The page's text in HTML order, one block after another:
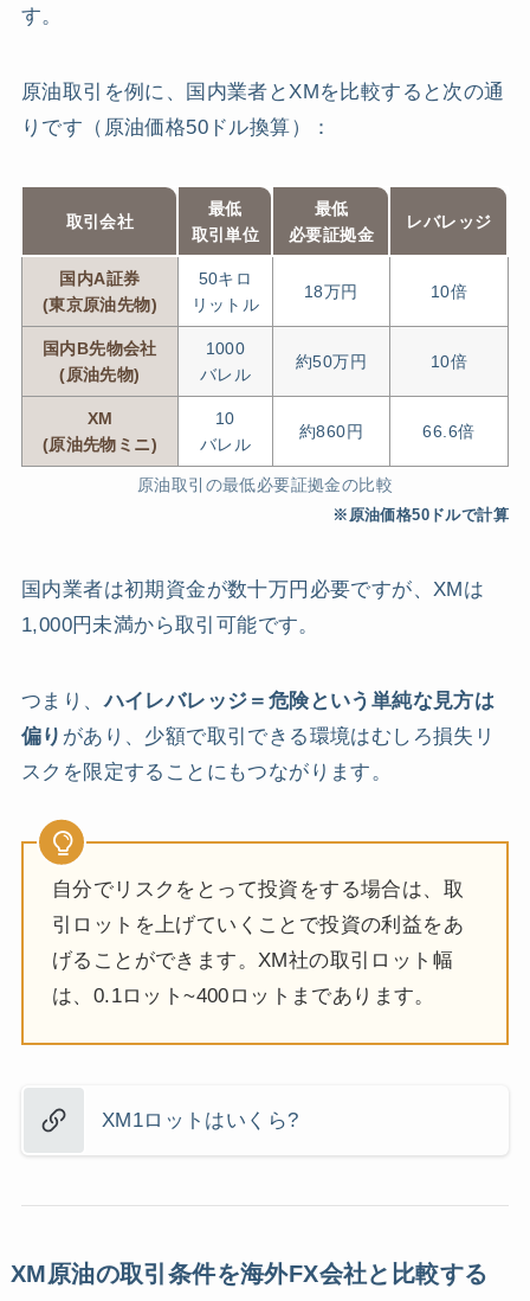
す。
原油取引を例に、国内業者とXMを比較すると次の通
りです（原油価格50ドル換算）：
取引会社
最低
取引単位
最低
必要証拠金
レバレッジ
国内A証券
(東京原油先物)
50キロ
リットル
18万円 10倍
国内B先物会社
(原油先物)
1000
バレル
約50万円 10倍
XM
(原油先物ミニ)
10
バレル
約860円 66.6倍
原油取引の最低必要証拠金の比較
※原油価格50ドルで計算
国内業者は初期資金が数十万円必要ですが、XMは
1,000円未満から取引可能です。
つまり、ハイレバレッジ＝危険という単純な見方は
偏り があり、少額で取引できる環境はむしろ損失リ
スクを限定することにもつながります。
自分でリスクをとって投資をする場合は、取
引ロットを上げていくことで投資の利益をあ
げることができます。XM社の取引ロット幅
は、0.1ロット~400ロットまであります。
XM1ロットはいくら?
XM原油の取引条件を海外FX会社と比較する